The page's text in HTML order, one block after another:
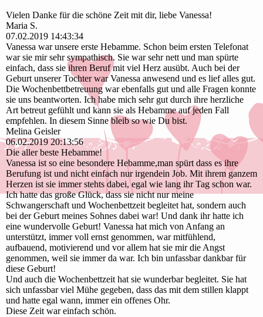
Vielen Danke für die schöne Zeit mit dir, liebe Vanessa!
Maria S.
07.02.2019 14:43:34
Vanessa war unsere erste Hebamme. Schon beim ersten Telefonat
war sie mir sehr sympathisch. Sie war sehr nett und man spürte
einfach, dass sie ihren Beruf mit viel Herz ausübt. Auch bei der
Geburt unserer Tochter war Vanessa anwesend und es lief alles gut.
Die Wochenbettbetreuung war ebenfalls gut und alle Fragen konnte
sie uns beantworten. Ich habe mich sehr gut durch ihre herzliche
Art betreut gefühlt und kann sie als Hebamme auf jeden Fall
empfehlen. In diesem Sinne bleib so wie Du bist.
Melina Geisler
06.02.2019 20:13:56
Die aller beste Hebamme!
Vanessa ist so eine besondere Hebamme,man spürt dass es ihre
Berufung ist und nicht einfach nur irgendein Job. Mit ihrem ganzem
Herzen ist sie immer stehts dabei, egal wie lang ihr Tag schon war.
Ich hatte das große Glück, dass sie nicht nur meine
Schwangerschaft und Wochenbettzeit begleitet hat, sondern auch
bei der Geburt meines Sohnes dabei war! Und dank ihr hatte ich
eine wundervolle Geburt! Vanessa hat mich von Anfang an
unterstützt, immer voll ernst genommen, war mitfühlend,
aufbauend, motivierend und vor allem hat sie mir die Angst
genommen, weil sie immer da war. Ich bin unfassbar dankbar für
diese Geburt!
Und auch die Wochenbettzeit hat sie wunderbar begleitet. Sie hat
sich unfassbar viel Mühe gegeben, dass das mit dem stillen klappt
und hatte egal wann, immer ein offenes Ohr.
Diese Zeit war einfach schön.